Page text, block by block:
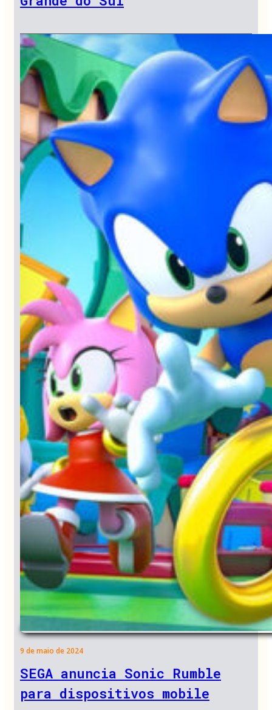
9 de maio de 2024
SEGA anuncia Sonic Rumble
para dispositivos mobile